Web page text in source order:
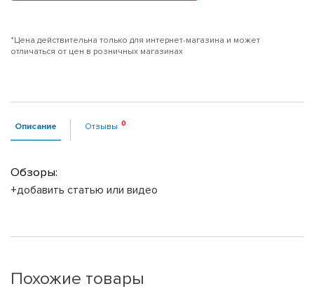
*Цена действительна только для интернет-магазина и может
отличаться от цен в розничных магазинах
Описание Отзывы
Обзоры:
+добавить статью или видео
Похожие товары